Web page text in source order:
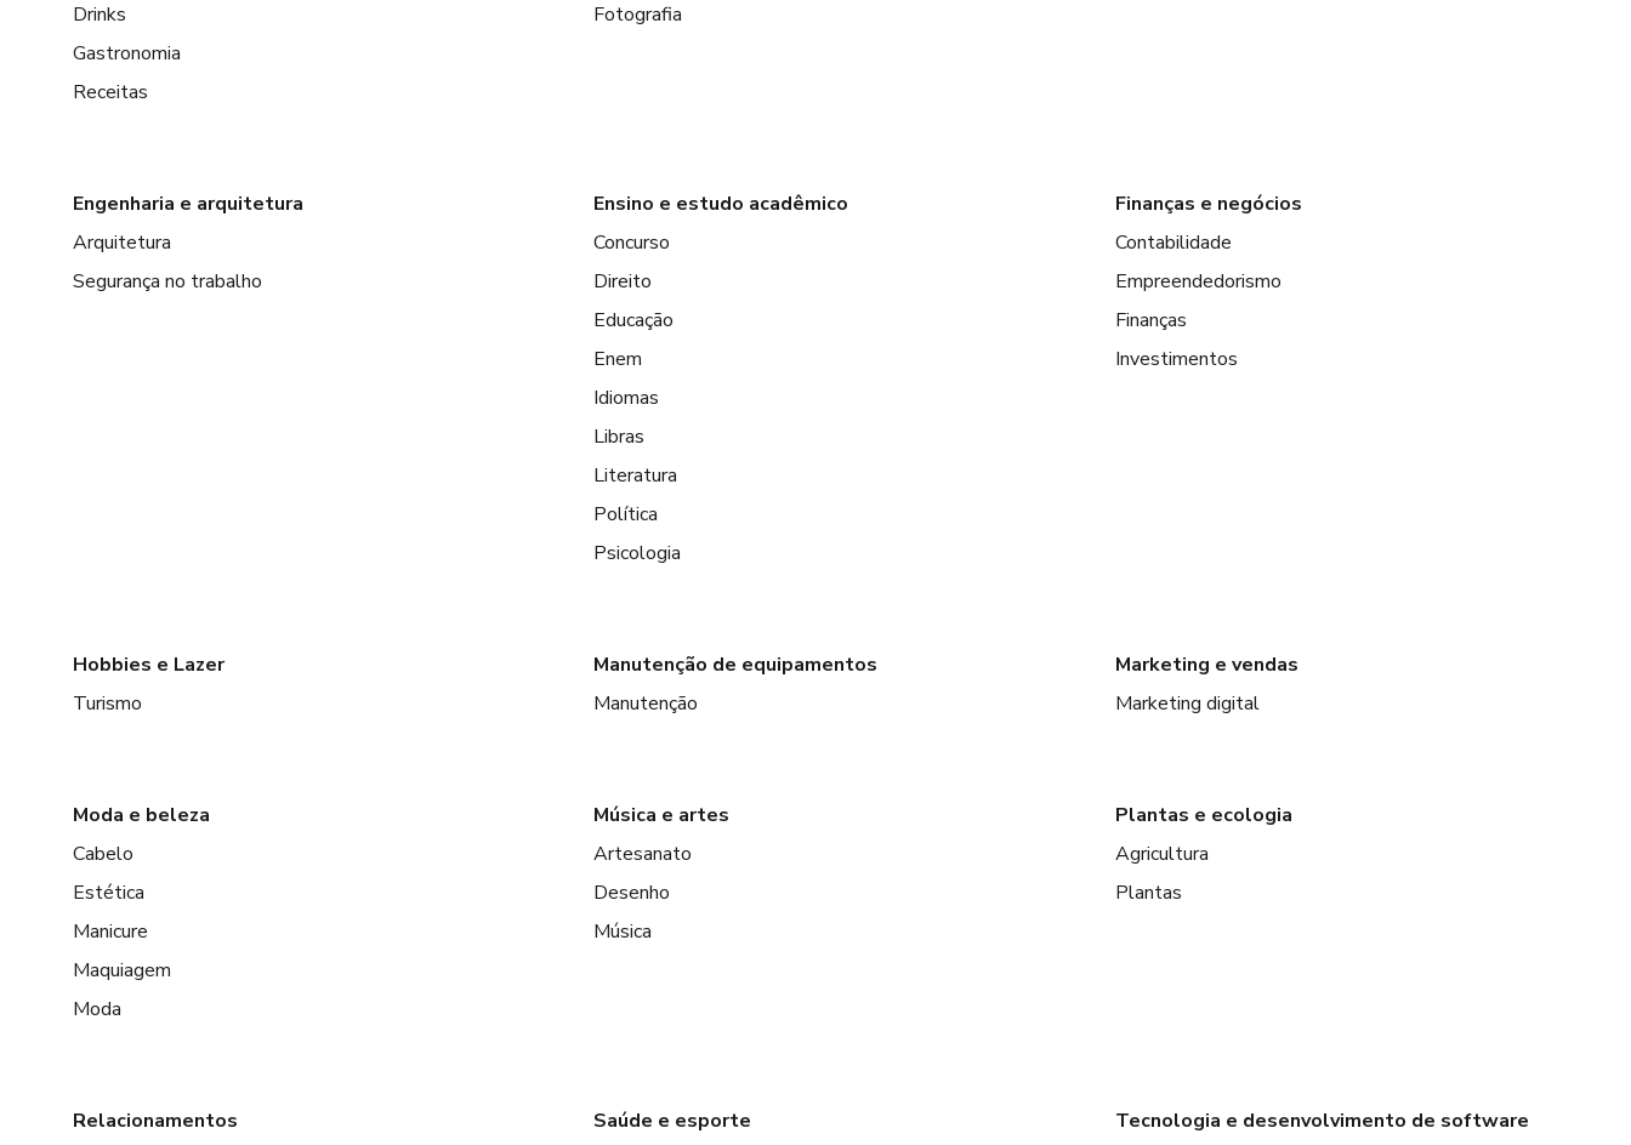
Drinks
Gastronomia
Receitas
Fotografia
Engenharia e arquitetura
Arquitetura
Segurança no trabalho
Ensino e estudo acadêmico
Concurso
Direito
Educação
Enem
Idiomas
Libras
Literatura
Política
Psicologia
Finanças e negócios
Contabilidade
Empreendedorismo
Finanças
Investimentos
Hobbies e Lazer
Turismo
Manutenção de equipamentos
Manutenção
Marketing e vendas
Marketing digital
Moda e beleza
Cabelo
Estética
Manicure
Maquiagem
Moda
Música e artes
Artesanato
Desenho
Música
Plantas e ecologia
Agricultura
Plantas
Relacionamentos Saúde e esporte Tecnologia e desenvolvimento de software